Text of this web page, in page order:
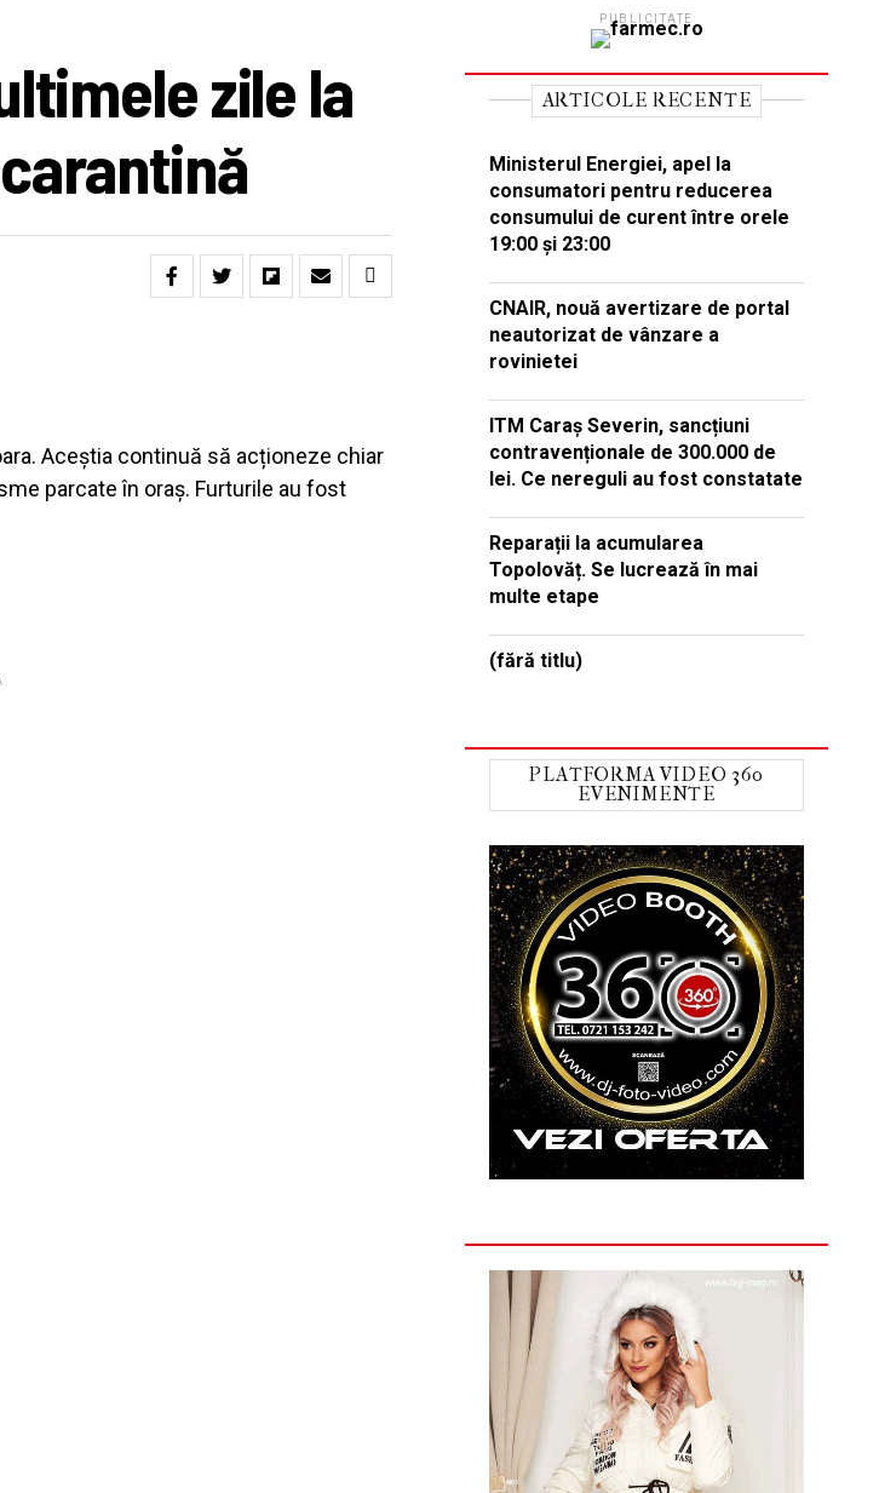
zile la
Aceștia continuă să acționeze chiar
parcate în oraș. Furturile au fost
PUBLICITATE
ARTICOLE RECENTE
Ministerul Energiei, apel la
consumatori pentru reducerea
consumului de curent între orele
19:00 și 23:00
CNAIR, nouă avertizare de portal
neautorizat de vânzare a
rovinietei
ITM Caraș Severin, sancțiuni
contravenționale de 300.000 de
lei. Ce nereguli au fost constatate
Reparații la acumularea
Topolovăț. Se lucrează în mai
multe etape
(fără titlu)
PLATFORMA VIDEO 360
EVENIMENTE